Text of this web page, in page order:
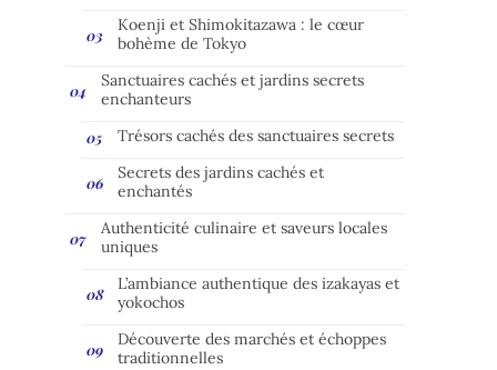
Koenji et Shimokitazawa : le cœur
bohème de Tokyo
Sanctuaires cachés et jardins secrets
enchanteurs
Trésors cachés des sanctuaires secrets
Secrets des jardins cachés et
enchantés
Authenticité culinaire et saveurs locales
uniques
L’ambiance authentique des izakayas et
yokochos
Découverte des marchés et échoppes
traditionnelles